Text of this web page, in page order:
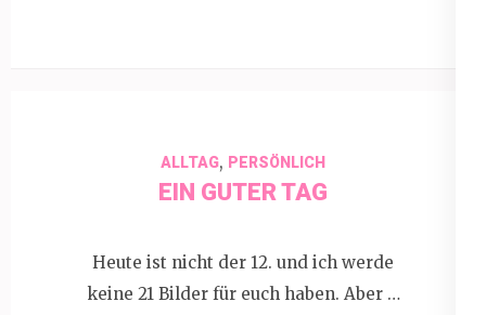
ALLTAG, PERSÖNLICH
EIN GUTER TAG
Heute ist nicht der 12. und ich werde
keine 21 Bilder für euch haben. Aber …